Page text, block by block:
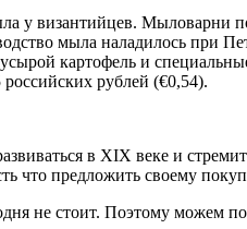
у византийцев.
мыла наладилось при
картофель и
рублей (€0,54).
в ХIX веке и
что предложить своему
не стоит. Поэтому можем